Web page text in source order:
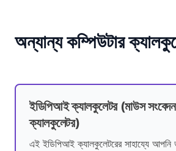
অন্যান্য কম্পিউটার
ইডিপিআই ক্যালকুলেটর (মাউস
ক্যালকুলেটর)
এই ইডিপিআই ক্যালকুলেটরের সাহায্যে আপনি